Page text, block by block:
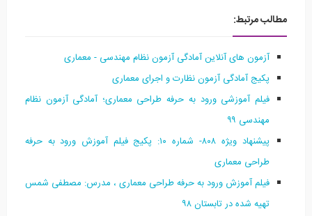
مرتبط:
آزمون های آنلاین آمادگی آزمون نظام مهندسی - معماری
پکیج آمادگی آزمون نظارت و اجرای معماری
فیلم آموزشی ورود بهحرفه طراحی معماری؛ آمادگی آزمون نظام
پیشنهاد ویژه ۸۰۸- شماره ۱۰: پکیج فیلم آموزش ورود به حرفه
طراحی معماری
فیلم آموزش ورود به حرفه طراحی معماری ، مدرس: مصطفی شمس
تهیه شده در تابستان ۹۸